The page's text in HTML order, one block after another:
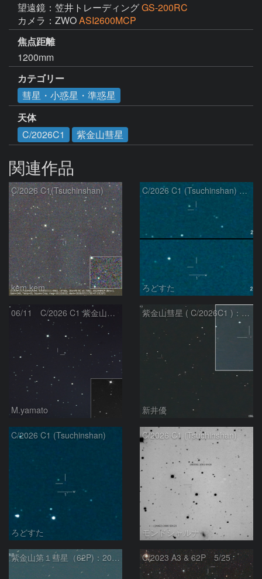
望遠鏡：笠井トレーディングGS-200RC
カメラ：ZWOASI2600MCP
焦点距離
1200mm
カテゴリー
彗星・小惑星・準惑星
天体
C/2026C1
紫金山彗星
関連作品
C/2026 C1(Tsuchinshan)
kem.kem
C/2026 C1 (Tsuchinshan) の変化
ろどすた
06/11 C/2026 C1 紫金山彗星
M.yamato
紫金山彗星 ( C/2026C1 )：2026/05/16
新井優
C/2026 C1 (Tsuchinshan)
ろどすた
C/2026 C1 (Tsuchinshan)
モンドシャルナ
紫金山第１彗星（62P)：2024/06/05 C/2023 A3 & 62P 5/25